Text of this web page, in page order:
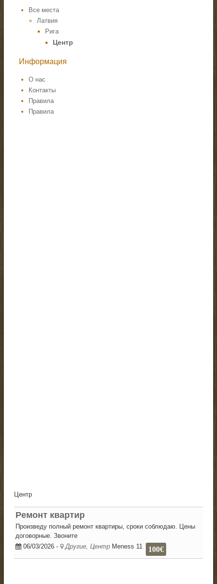
Все места
Латвия
Рига
Центр
Информация
О нас
Контакты
Правила
Правила
Центр
Ремонт квартир
Произведу полный ремонт квартиры, сроки соблюдаю. Цены
договорные. Звоните
06/03/2026- Другие, Центр Meness 11 100€